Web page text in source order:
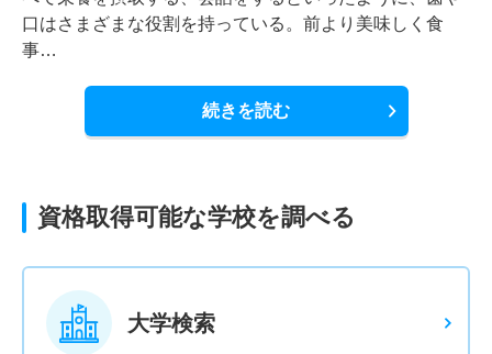
口はさまざまな役割を持っている。前より美味しく食
事…
続きを読む
資格取得可能な学校を調べる
大学検索